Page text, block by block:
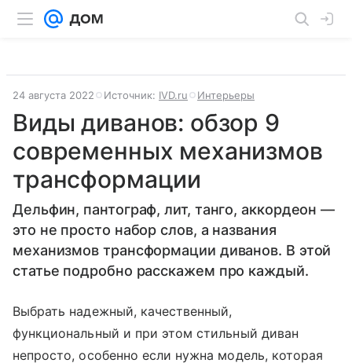
24 августа 2022 Источник: IVD.ru Интерьеры
Виды диванов: обзор 9
современных механизмов
трансформации
Дельфин, пантограф, лит, танго, аккордеон —
это не просто набор слов, а названия
механизмов трансформации диванов. В этой
статье подробно расскажем про каждый.
Выбрать надежный, качественный,
функциональный и при этом стильный диван
непросто, особенно если нужна модель, которая